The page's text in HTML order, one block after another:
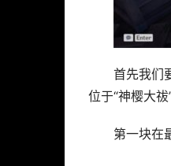
首先我们
位于“神樱大
第一块在